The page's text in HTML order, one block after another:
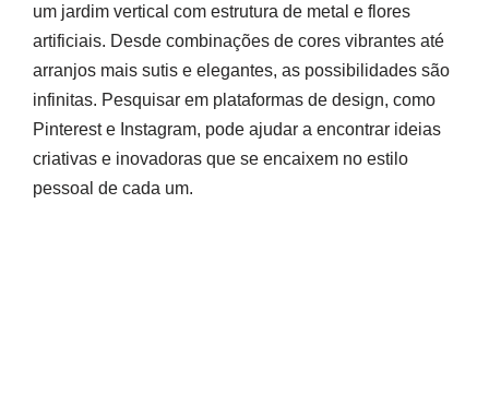
um jardim vertical com estrutura de metal e flores
artificiais. Desde combinações de cores vibrantes até
arranjos mais sutis e elegantes, as possibilidades são
infinitas. Pesquisar em plataformas de design, como
Pinterest e Instagram, pode ajudar a encontrar ideias
criativas e inovadoras que se encaixem no estilo
pessoal de cada um.